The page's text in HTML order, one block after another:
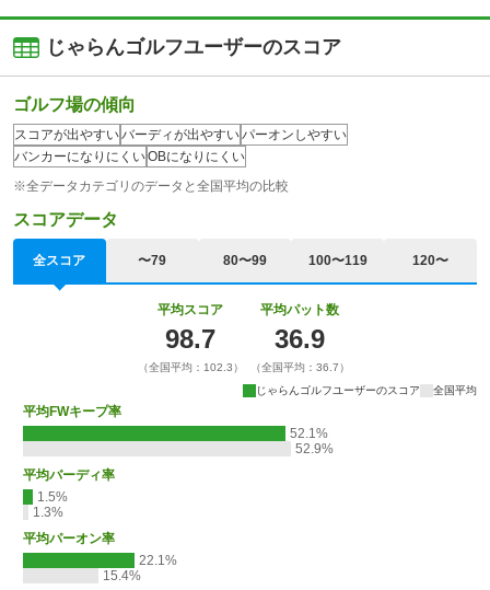
じゃらんゴルフユーザーのスコア
ゴルフ場の傾向
スコアが出やすいバーディが出やすいパーオンしやすい
バンカーになりにくいOBになりにくい
※全データカテゴリのデータと全国平均の比較
スコアデータ
全スコア 〜79 80〜99 100〜119 120〜
平均スコア
98.7
（全国平均：102.3）
平均パット数
36.9
（全国平均：36.7）
じゃらんゴルフユーザーのスコア
全国平均
平均FWキープ率
52.1%
52.9%
平均バーディ率
1.5%
1.3%
平均パーオン率
22.1%
15.4%